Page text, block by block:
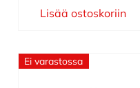
Lisää ostoskoriin
Ei varastossa